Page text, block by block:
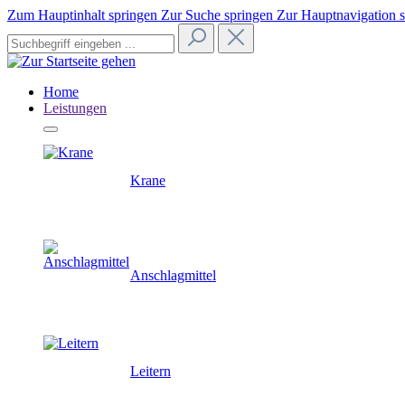
Zum Hauptinhalt springen Zur Suche springen Zur Hauptnavigation
Home
Leistungen
Krane
Anschlagmittel
Leitern